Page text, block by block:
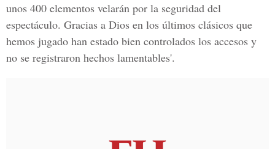
unos 400 elementos velarán por la seguridad del
espectáculo. Gracias a Dios en los últimos clásicos que
hemos jugado han estado bien controlados los accesos y
no se registraron hechos lamentables'.